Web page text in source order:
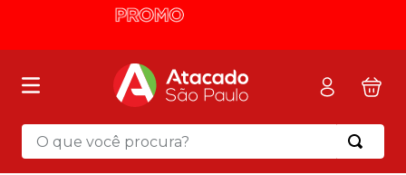
O que você procura?